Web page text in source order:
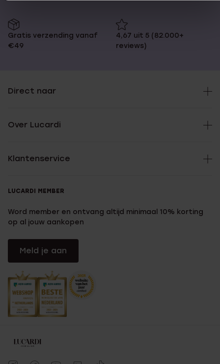
Gratis verzending vanaf
€49
4,67 uit 5 (82.000+
reviews)
Direct naar
Over Lucardi
Klantenservice
LUCARDI MEMBER
Word member en ontvang altijd minimaal 10% korting
op al jouw aankopen
Meld je aan